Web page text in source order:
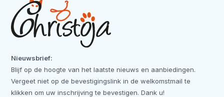
Nieuwsbrief:
Blijf op de hoogte van het laatste nieuws en aanbiedingen.
Vergeet niet op de bevestigingslink in de welkomstmail te
klikken om uw inschrijving te bevestigen. Dank u!